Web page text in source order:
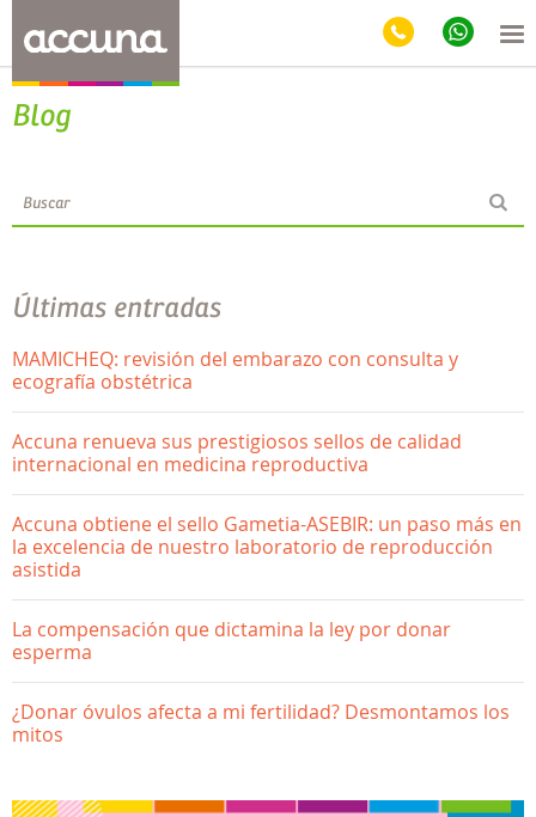
Blog
Últimas entradas
MAMICHEQ: revisión del embarazo con consulta y
ecografía obstétrica
Accuna renueva sus prestigiosos sellos de calidad
internacional en medicina reproductiva
Accuna obtiene el sello Gametia-ASEBIR: un paso más en
la excelencia de nuestro laboratorio de reproducción
asistida
La compensación que dictamina la ley por donar
esperma
¿Donar óvulos afecta a mi fertilidad? Desmontamos los
mitos